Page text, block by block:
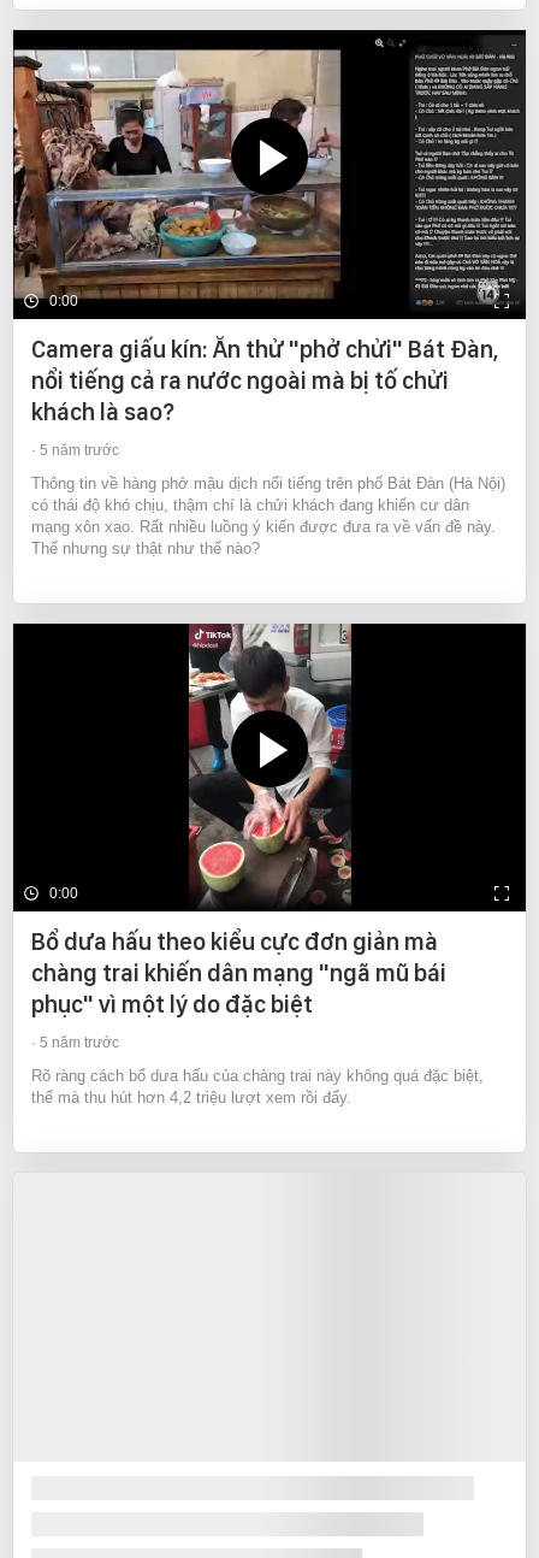
0:00
Camera giấu kín: Ăn thử "phở chửi" Bát Đàn,
nổi tiếng cả ra nước ngoài mà bị tố chửi
khách là sao?
5 năm trước
Thông tin về hàng phở mậu dịch nổi tiếng trên phố Bát Đàn (Hà Nội)
có thái độ khó chịu, thậm chí là chửi khách đang khiến cư dân
mạng xôn xao. Rất nhiều luồng ý kiến được đưa ra về vấn đề này.
Thế nhưng sự thật như thế nào?
0:00
Bổ dưa hấu theo kiểu cực đơn giản mà
chàng trai khiến dân mạng "ngã mũ bái
phục" vì một lý do đặc biệt
5 năm trước
Rõ ràng cách bổ dưa hấu của chàng trai này không quá đặc biệt,
thế mà thu hút hơn 4,2 triệu lượt xem rồi đấy.